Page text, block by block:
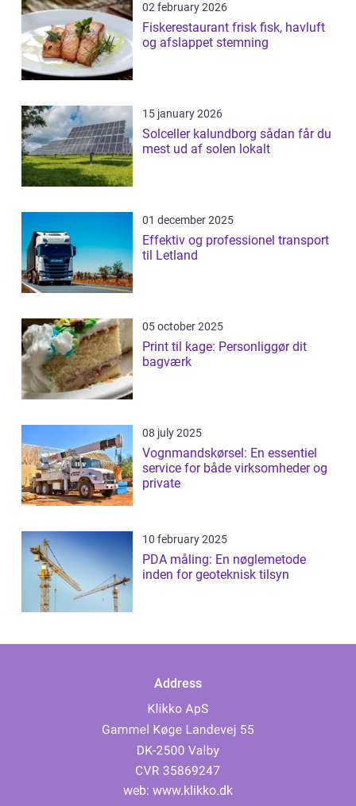
02 february 2026
Fiskerestaurant frisk fisk, havluft
og afslappet stemning
15 january 2026
Solceller kalundborg sådan får du
mest ud af solen lokalt
01 december 2025
Effektiv og professionel transport
til Letland
05 october 2025
Print til kage: Personliggør dit
bagværk
08 july 2025
Vognmandskørsel: En essentiel
service for både virksomheder og
private
10 february 2025
PDA måling: En nøglemetode
inden for geoteknisk tilsyn
Address
web: www.klikko.dk